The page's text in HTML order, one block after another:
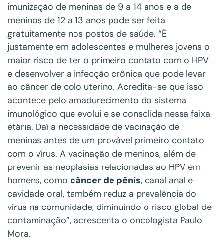
imunização de meninas de 9 a 14 anos e a de
meninos de 12 a 13 anos pode ser feita
gratuitamente nos postos de saúde. “É
justamente em adolescentes e mulheres jovens o
maior risco de ter o primeiro contato com o HPV
e desenvolver a infecção crônica que pode levar
ao câncer de colo uterino. Acredita-se que isso
acontece pelo amadurecimento do sistema
imunológico que evolui e se consolida nessa faixa
etária. Daí a necessidade de vacinação de
meninas antes de um provável primeiro contato
com o vírus. A vacinação de meninos, além de
prevenir as neoplasias relacionadas ao HPV em
homens, como câncer de pênis, canal anal e
cavidade oral, também reduz a prevalência do
vírus na comunidade, diminuindo o risco global de
contaminação”, acrescenta o oncologista Paulo
Mora.